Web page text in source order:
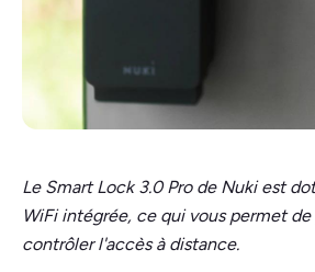
Le Smart Lock 3.0 Pro de Nuki est
WiFi intégrée, ce qui vous permet
contrôler l'accès à distance.